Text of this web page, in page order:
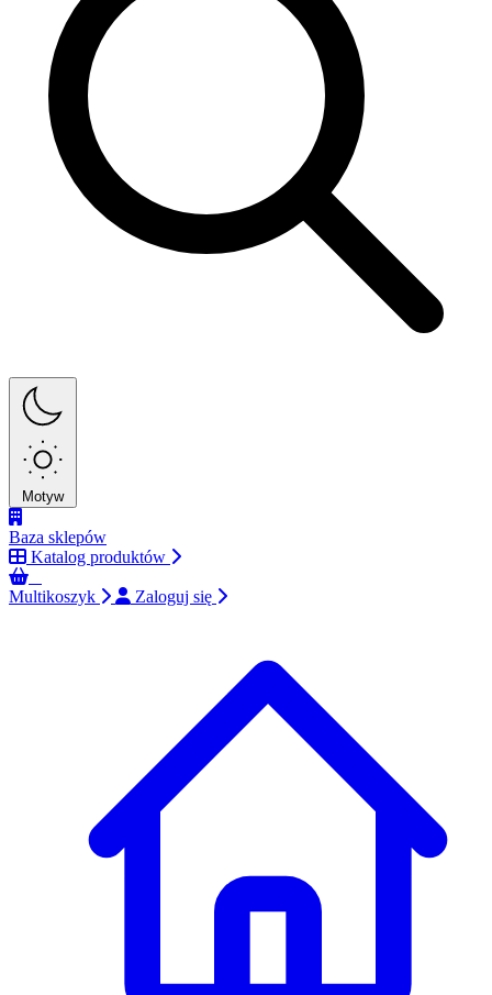
Motyw
Baza sklepów
Katalog produktów
Multikoszyk
Zaloguj się